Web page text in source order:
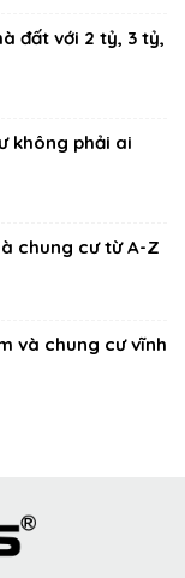
đất với 2 tỷ, 3 tỷ,
không phải ai
chung cư từ A-Z
và chung cư vĩnh